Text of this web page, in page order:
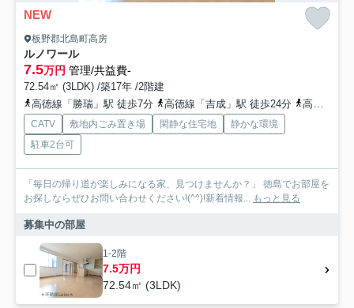
NEW
板野郡北島町高房
ルノワール
7.5万円 管理/共益費-
72.54㎡ (3LDK) /築17年 /2階建
高徳線「勝瑞」駅 徒歩7分
高徳線「吉成」駅 徒歩24分 高徳線「池谷」駅 徒歩37分
CATV 敷地内ごみ置き場 閑静な住宅地
静かな環境
駐車2台可
「毎日の帰り道が楽しみになる家、見つけませんか？」 徳島でお部屋を
お探しならぜひお問い合わせください!(^^)!新着情報... もっと見る
募集中の部屋
1-2階
7.5万円
72.54㎡ (3LDK)